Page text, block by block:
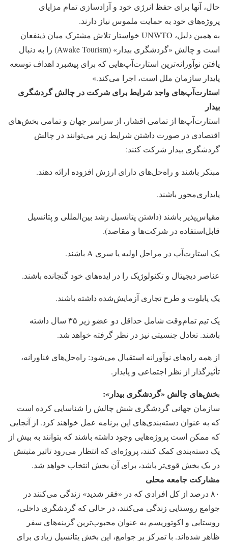
حال، آنها برای حفظ انرژی خود و آزادسازی تمام مزایای
پروژه‌های خود به حمایت ملموس نیاز دارند.
به همین دلیل، UNWTO خواستار تلاش مشترک میان ذینفعان
است و چالش «گردشگری بیدار» (Awake Tourism) را به دنبال
یافتن نوآورانه‌ترین استارت‌آپ‌هایی که برای پیشبرد اهداف توسعه
پایدار سازمان ملل است، اجرا می‌کند.»
استارت‌آپ‌های واجد شرایط برای شرکت در چالش گردشگری
بیدار
استارت‌آپ‌ها از تمامی اقشار، از سراسر جهان و تمامی بخش‌های
اقتصادی در صورت داشتن شرایط زیر می‌توانند در چالش
گردشگری بیدار شرکت کنند:
مبتکر باشند و راه‌حل‌های دارای ارزش افزوده ارائه دهند.
پایداری‌محور باشند.
مقیاس‌پذیر باشند (داشتن پتانسیل رشد بین‌المللی و پتانسیل
قابل‌استفاده در شرکت‌ها و مقاصد).
یک استارت‌آپ در مراحل اولیه یا سری A باشند.
عناصر دیجیتال و تکنولوژیک را در ایده‌های خود گنجانده باشند.
یک پایلوت و طرح تجاری آزمایش‌شده داشته باشند.
یک تیم تمام‌وقت شامل حداقل دو عضو زیر ۳۵ سال داشته
باشند. تعادل جنسیتی نیز در نظر گرفته خواهد شد.
از همه راه‌های نوآورانه استقبال می‌شود: راه‌حل‌های فناورانه،
تأثیرگذار از نظر اجتماعی و پایدار.
بخش‌های چالش «گردشگری بیدار»:
سازمان جهانی گردشگری شش چالش را شناسایی کرده است
که به عنوان دسته‌بندی‌های این برنامه عمل خواهند کرد. از آنجایی
که ممکن است پروژه‌هایی وجود داشته باشند که بتوانند به بیش از
یک دسته‌بندی کمک کنند، پروژه‌ای که انتظار می‌رود تاثیر مثبتش
در یک بخش قوی‌تر باشد، برای آن بخش انتخاب خواهد شد.
مشارکت جامعه محلی
۸۰ درصد از کل افرادی که در «فقر شدید» زندگی می‌کنند در
جوامع روستایی زندگی می‌کنند، در حالی که گردشگری داخلی،
روستایی و اکوتوریسم به عنوان محبوب‌ترین گزینه‌های سفر
ظاهر شده‌اند. با تمرکز بر جوامع، این بخش پتانسیل زیادی برای